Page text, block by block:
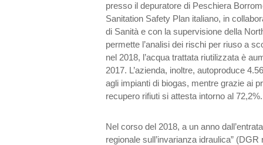
presso il depuratore di Peschiera
Sanitation Safety Plan italiano, in
di Sanità e con la supervisione della
permette l’analisi dei rischi per riuso a
nel 2018, l’acqua trattata riutilizzata è
2017. L’azienda, inoltre, autoproduce
agli impianti di biogas, mentre grazie ai
recupero rifiuti si attesta intorno al 72,2%.
Nel corso del 2018, a un anno
regionale sull’invarianza idraulica”